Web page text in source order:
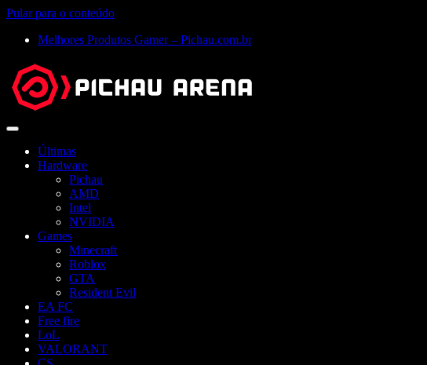
Pular para o conteúdo
Melhores Produtos Gamer – Pichau.com.br
Abrir
Últimas
Hardware
Pichau
AMD
Intel
NVIDIA
Games
Minecraft
Roblox
GTA
Resident Evil
EA FC
Free fire
LoL
VALORANT